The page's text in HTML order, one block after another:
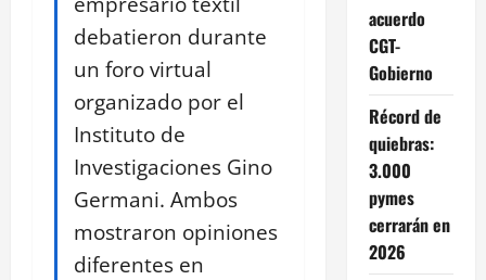
debatieron durante
un foro virtual
organizado por el
Instituto de
Investigaciones Gino
Germani. Ambos
mostraron opiniones
diferentes en
acuerdo
CGT-
Gobierno
Récord de
quiebras:
3.000
pymes
cerrarán en
2026